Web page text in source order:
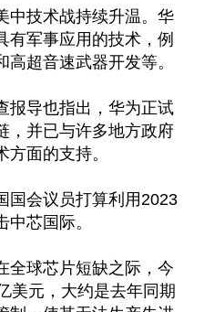
中技术战持续升温。华
有军事应用的技术，例
超音速武器开发等。
报导也指出，华为正试
，并已与许多地方政府
面的支持。
国会议员打算利用2023
芯国际。
全球芯片短缺之际，今
美元，大约是去年同期